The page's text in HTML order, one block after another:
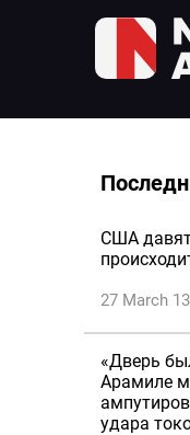
США
27 March
«Дверь
Арамиле
удара